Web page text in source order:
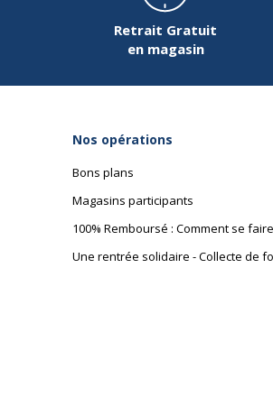
Retrait Gratuit
en magasin
Nos opérations
Bons plans
Magasins participants
100% Remboursé : Comment se
Une rentrée solidaire - Collecte de